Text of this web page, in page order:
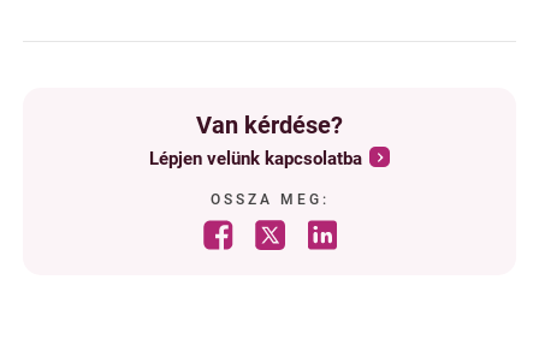
Van kérdése?
Lépjen velünk kapcsolatba
OSSZA MEG: